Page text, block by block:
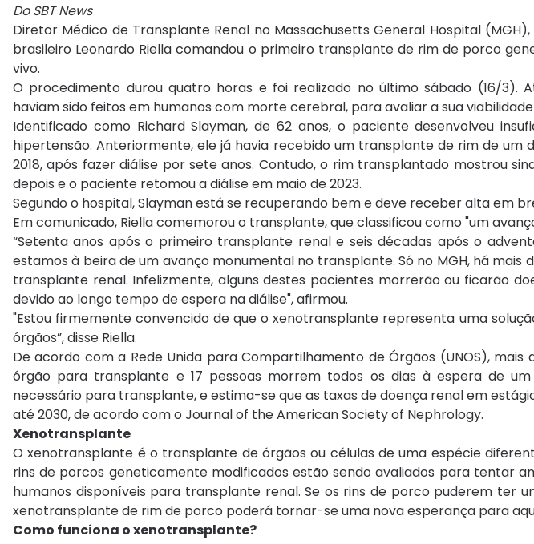
Do SBT News
Diretor Médico de Transplante Renal no Massachusetts General Hospital
brasileiro Leonardo Riella comandou o primeiro transplante de rim de porco
vivo.
O procedimento durou quatro horas e foi realizado no último sábado (16/3).
haviam sido feitos em humanos com morte cerebral, para avaliar a sua
Identificado como Richard Slayman, de 62 anos, o paciente desenvolveu
hipertensão. Anteriormente, ele já havia recebido um transplante de rim de um
2018, após fazer diálise por sete anos. Contudo, o rim transplantado mostrou
depois e o paciente retomou a diálise em maio de 2023.
Segundo o hospital, Slayman está se recuperando bem e deve receber alta em
Em comunicado, Riella comemorou o transplante, que classificou como "um
“Setenta anos após o primeiro transplante renal e seis décadas após o
estamos à beira de um avanço monumental no transplante. Só no MGH, há mais
transplante renal. Infelizmente, alguns destes pacientes morrerão ou ficarão
devido ao longo tempo de espera na diálise", afirmou.
"Estou firmemente convencido de que o xenotransplante representa uma
órgãos”, disse Riella.
De acordo com a Rede Unida para Compartilhamento de Órgãos (UNOS), mais
órgão para transplante e 17 pessoas morrem todos os dias à espera de
necessário para transplante, e estima-se que as taxas de doença renal em
até 2030, de acordo com o Journal of the American Society of Nephrology.
Xenotransplante
O xenotransplante é o transplante de órgãos ou células de uma espécie
rins de porcos geneticamente modificados estão sendo avaliados para tentar
humanos disponíveis para transplante renal. Se os rins de porco puderem ter
xenotransplante de rim de porco poderá tornar-se uma nova esperança para
Como funciona o xenotransplante?